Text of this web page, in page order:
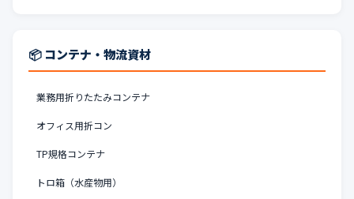
📦 コンテナ・物流資材
業務用折りたたみコンテナ
オフィス用折コン
TP規格コンテナ
トロ箱（水産物用）